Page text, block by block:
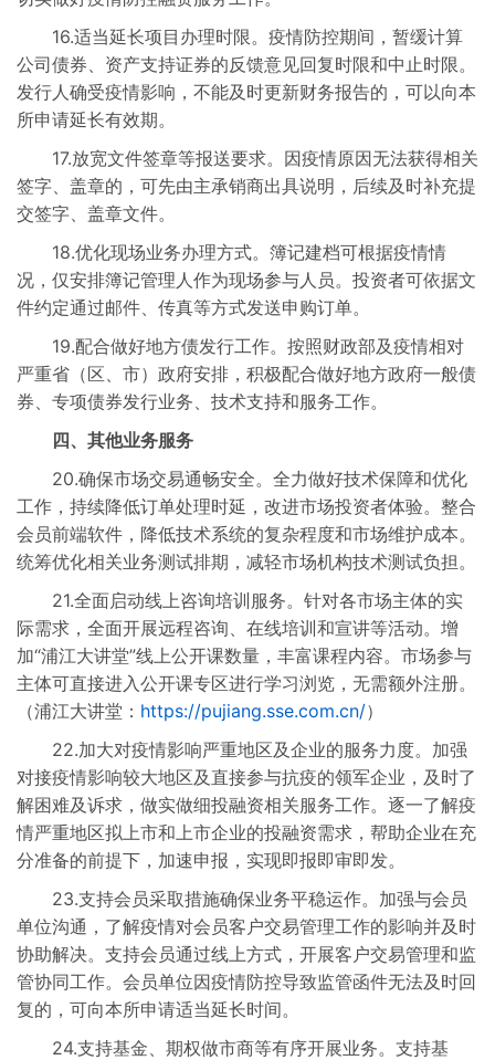
16.适当延长项目办理时限。疫情防控期间，暂缓计算
公司债券、资产支持证券的反馈意见回复时限和中止时限。
发行人确受疫情影响，不能及时更新财务报告的，可以向本
所申请延长有效期。
17.放宽文件签章等报送要求。因疫情原因无法获得相关
签字、盖章的，可先由主承销商出具说明，后续及时补充提
交签字、盖章文件。
18.优化现场业务办理方式。簿记建档可根据疫情情
况，仅安排簿记管理人作为现场参与人员。投资者可依据文
件约定通过邮件、传真等方式发送申购订单。
19.配合做好地方债发行工作。按照财政部及疫情相对
严重省（区、市）政府安排，积极配合做好地方政府一般债
券、专项债券发行业务、技术支持和服务工作。
四、其他业务服务
20.确保市场交易通畅安全。全力做好技术保障和优化
工作，持续降低订单处理时延，改进市场投资者体验。整合
会员前端软件，降低技术系统的复杂程度和市场维护成本。
统筹优化相关业务测试排期，减轻市场机构技术测试负担。
21.全面启动线上咨询培训服务。针对各市场主体的实
际需求，全面开展远程咨询、在线培训和宣讲等活动。增
加“浦江大讲堂”线上公开课数量，丰富课程内容。市场参与
主体可直接进入公开课专区进行学习浏览，无需额外注册。
（浦江大讲堂： https://pujiang.sse.com.cn/）
22.加大对疫情影响严重地区及企业的服务力度。加强
对接疫情影响较大地区及直接参与抗疫的领军企业，及时了
解困难及诉求，做实做细投融资相关服务工作。逐一了解疫
情严重地区拟上市和上市企业的投融资需求，帮助企业在充
分准备的前提下，加速申报，实现即报即审即发。
23.支持会员采取措施确保业务平稳运作。加强与会员
单位沟通，了解疫情对会员客户交易管理工作的影响并及时
协助解决。支持会员通过线上方式，开展客户交易管理和监
管协同工作。会员单位因疫情防控导致监管函件无法及时回
复的，可向本所申请适当延长时间。
24.支持基金、期权做市商等有序开展业务。支持基